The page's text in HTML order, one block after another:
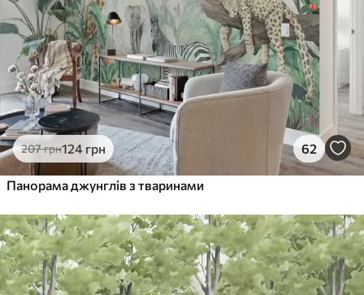
207грн124 грн 62
Панорама джунглів з тваринами